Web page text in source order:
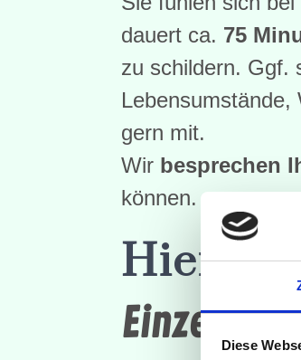
Diese
dauert ca. 75
zu schildern. Ggf.
gern mit.
Wir besprechen
können.
Hier
Einzel-